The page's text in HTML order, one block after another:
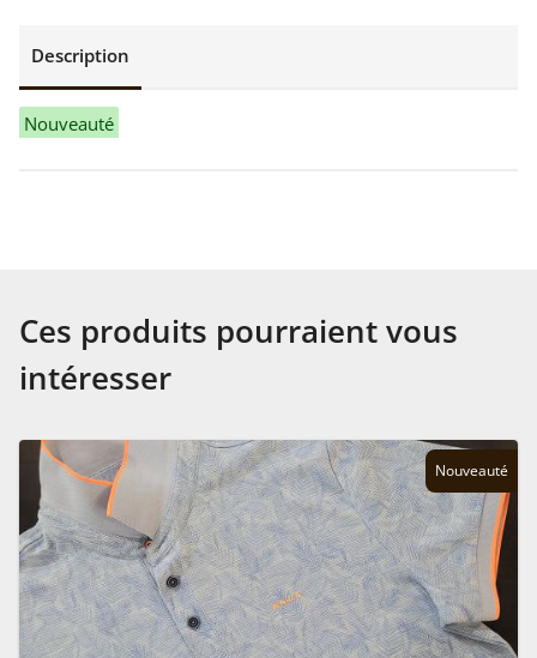
Description
Nouveauté
Ces produits pourraient vous
intéresser
Nouveauté